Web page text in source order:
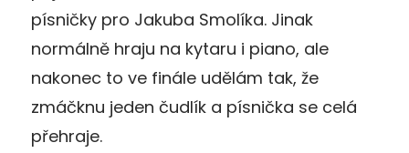
písničky pro Jakuba Smolíka. Jinak
normálně hraju na kytaru i piano, ale
nakonec to ve finále udělám tak, že
zmáčknu jeden čudlík a písnička se celá
přehraje.